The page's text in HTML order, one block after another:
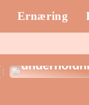
Ernæring
uendelig